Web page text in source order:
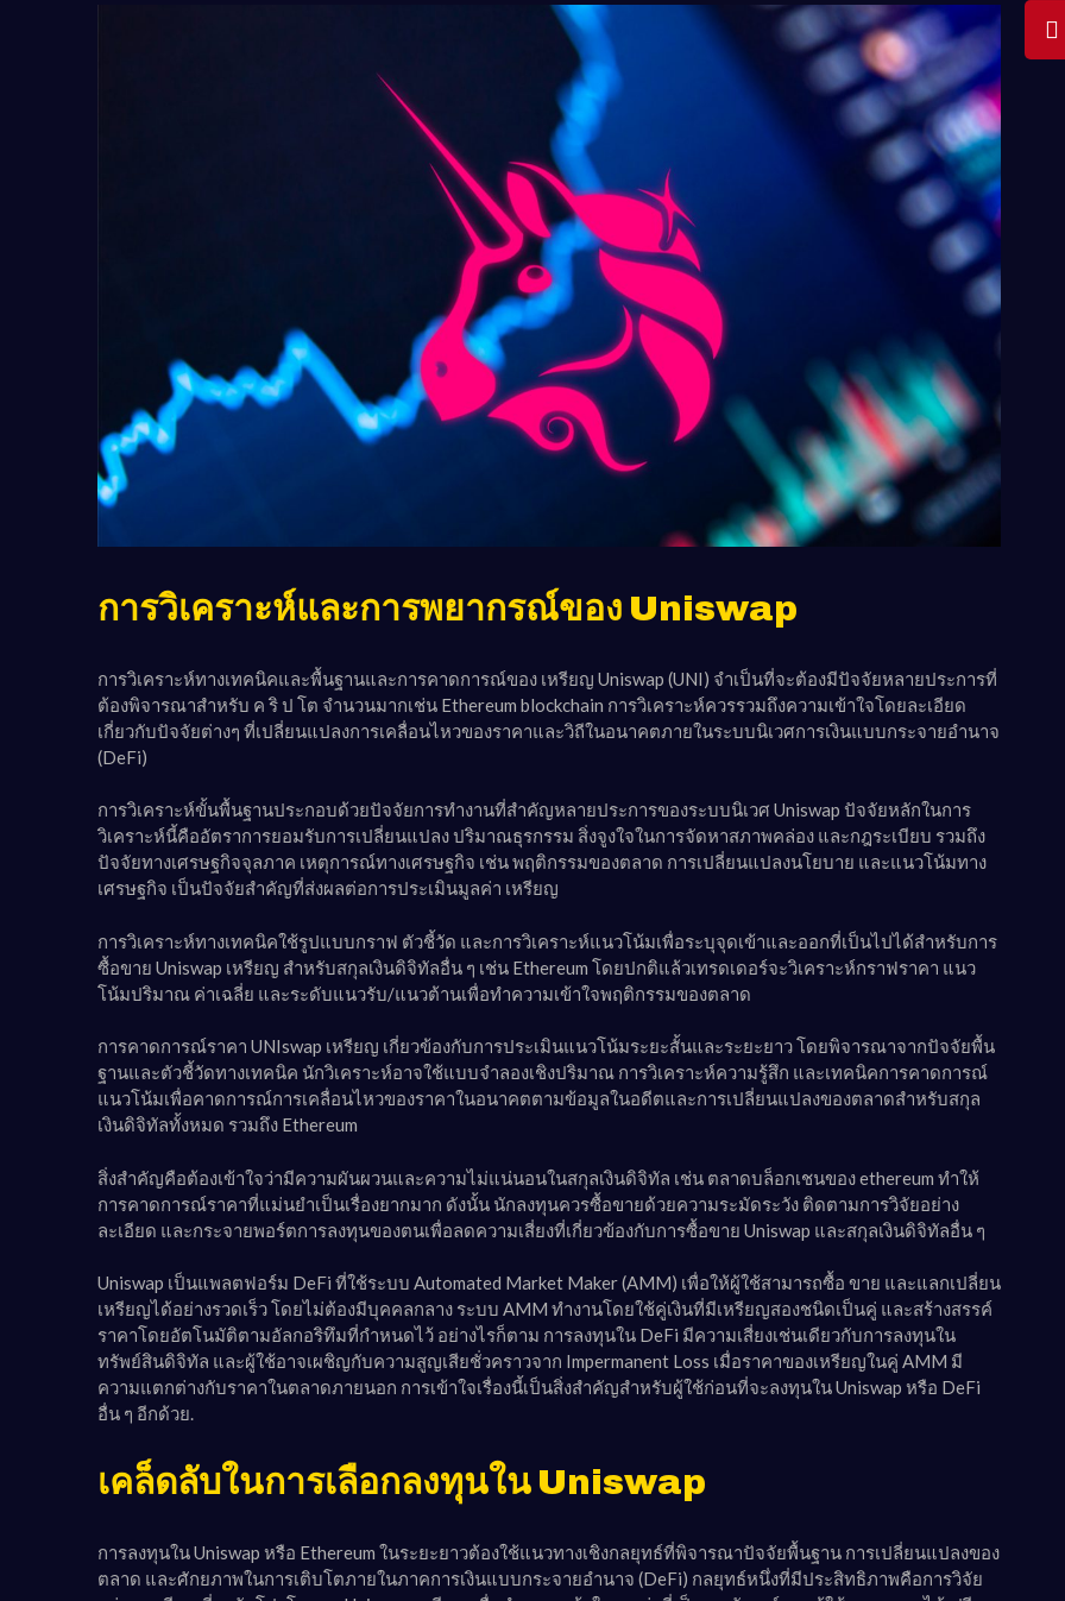
การวิเคราะห์และการพยากรณ์ของ Uniswap
การวิเคราะห์ทางเทคนิคและพื้นฐานและการคาดการณ์ของ เหรียญ Uniswap (UNI) จำเป็นที่จะต้องมีปัจจัยหลายประการที่
ต้องพิจารณาสำหรับ ค ริ ป โต จำนวนมากเช่น Ethereum blockchain การวิเคราะห์ควรรวมถึงความเข้าใจโดยละเอียด
เกี่ยวกับปัจจัยต่างๆ ที่เปลี่ยนแปลงการเคลื่อนไหวของราคาและวิถีในอนาคตภายในระบบนิเวศการเงินแบบกระจายอำนาจ
(DeFi)
การวิเคราะห์ขั้นพื้นฐานประกอบด้วยปัจจัยการทำงานที่สำคัญหลายประการของระบบนิเวศ Uniswap ปัจจัยหลักในการ
วิเคราะห์นี้คืออัตราการยอมรับการเปลี่ยนแปลง ปริมาณธุรกรรม สิ่งจูงใจในการจัดหาสภาพคล่อง และกฎระเบียบ รวมถึง
ปัจจัยทางเศรษฐกิจจุลภาค เหตุการณ์ทางเศรษฐกิจ เช่น พฤติกรรมของตลาด การเปลี่ยนแปลงนโยบาย และแนวโน้มทาง
เศรษฐกิจ เป็นปัจจัยสำคัญที่ส่งผลต่อการประเมินมูลค่า เหรียญ
การวิเคราะห์ทางเทคนิคใช้รูปแบบกราฟ ตัวชี้วัด และการวิเคราะห์แนวโน้มเพื่อระบุจุดเข้าและออกที่เป็นไปได้สำหรับการ
ซื้อขาย Uniswap เหรียญ สำหรับสกุลเงินดิจิทัลอื่น ๆ เช่น Ethereum โดยปกติแล้วเทรดเดอร์จะวิเคราะห์กราฟราคา แนว
โน้มปริมาณ ค่าเฉลี่ย และระดับแนวรับ/แนวต้านเพื่อทำความเข้าใจพฤติกรรมของตลาด
การคาดการณ์ราคา UNIswap เหรียญ เกี่ยวข้องกับการประเมินแนวโน้มระยะสั้นและระยะยาว โดยพิจารณาจากปัจจัยพื้น
ฐานและตัวชี้วัดทางเทคนิค นักวิเคราะห์อาจใช้แบบจำลองเชิงปริมาณ การวิเคราะห์ความรู้สึก และเทคนิคการคาดการณ์
แนวโน้มเพื่อคาดการณ์การเคลื่อนไหวของราคาในอนาคตตามข้อมูลในอดีตและการเปลี่ยนแปลงของตลาดสำหรับสกุล
เงินดิจิทัลทั้งหมด รวมถึง Ethereum
สิ่งสำคัญคือต้องเข้าใจว่ามีความผันผวนและความไม่แน่นอนในสกุลเงินดิจิทัล เช่น ตลาดบล็อกเชนของ ethereum ทำให้
การคาดการณ์ราคาที่แม่นยำเป็นเรื่องยากมาก ดังนั้น นักลงทุนควรซื้อขายด้วยความระมัดระวัง ติดตามการวิจัยอย่าง
ละเอียด และกระจายพอร์ตการลงทุนของตนเพื่อลดความเสี่ยงที่เกี่ยวข้องกับการซื้อขาย Uniswap และสกุลเงินดิจิทัลอื่น ๆ
Uniswap เป็นแพลตฟอร์ม DeFi ที่ใช้ระบบ Automated Market Maker (AMM) เพื่อให้ผู้ใช้สามารถซื้อ ขาย และแลกเปลี่ยน
เหรียญได้อย่างรวดเร็ว โดยไม่ต้องมีบุคคลกลาง ระบบ AMM ทำงานโดยใช้คู่เงินที่มีเหรียญสองชนิดเป็นคู่ และสร้างสรรค์
ราคาโดยอัตโนมัติตามอัลกอริทึมที่กำหนดไว้ อย่างไรก็ตาม การลงทุนใน DeFi มีความเสี่ยงเช่นเดียวกับการลงทุนใน
ทรัพย์สินดิจิทัล และผู้ใช้อาจเผชิญกับความสูญเสียชั่วคราวจาก Impermanent Loss เมื่อราคาของเหรียญในคู่ AMM มี
ความแตกต่างกับราคาในตลาดภายนอก การเข้าใจเรื่องนี้เป็นสิ่งสำคัญสำหรับผู้ใช้ก่อนที่จะลงทุนใน Uniswap หรือ DeFi
อื่น ๆ อีกด้วย.
เคล็ดลับในการเลือกลงทุนใน Uniswap
การลงทุนใน Uniswap หรือ Ethereum ในระยะยาวต้องใช้แนวทางเชิงกลยุทธ์ที่พิจารณาปัจจัยพื้นฐาน การเปลี่ยนแปลงของ
ตลาด และศักยภาพในการเติบโตภายในภาคการเงินแบบกระจายอำนาจ (DeFi) กลยุทธ์หนึ่งที่มีประสิทธิภาพคือการวิจัย